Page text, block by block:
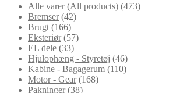
Alle varer (All products) (473)
Bremser (42)
Brugt (166)
Eksteriør (57)
EL dele (33)
Hjulophæng - Styretøj (46)
Kabine - Bagagerum (110)
Motor - Gear (168)
Pakninger (38)